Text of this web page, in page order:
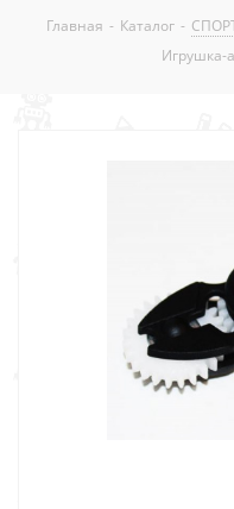
Главная - Каталог -
Игрушка-